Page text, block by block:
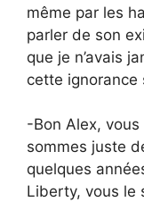
même par les
parler de son
que je n’avais
cette ignorance
-Bon Alex,
sommes juste
quelques
Liberty, vous le